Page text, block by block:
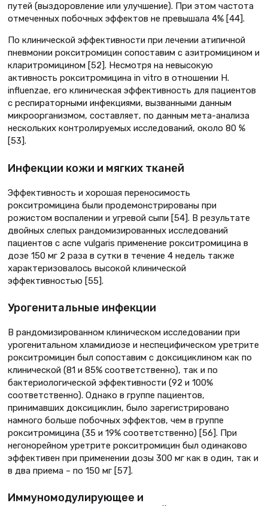
путей (выздоровление или улучшение). При этом частота
отмеченных побочных эффектов не превышала 4% [44].
По клинической эффективности при лечении атипичной
пневмонии рокситромицин сопоставим с азитромицином и
кларитромицином [52]. Несмотря на невысокую
активность рокситромицина in vitro в отношении H.
influenzae, его клиническая эффективность для пациентов
с респираторными инфекциями, вызванными данным
микроорганизмом, составляет, по данным мета-анализа
нескольких контролируемых исследований, около 80 %
[53].
Инфекции кожи и мягких тканей
Эффективность и хорошая переносимость
рокситромицина были продемонстрированы при
рожистом воспалении и угревой сыпи [54]. В результате
двойных слепых рандомизированных исследований
пациентов с acne vulgaris применение рокситромицина в
дозе 150 мг 2 раза в сутки в течение 4 недель также
характеризовалось высокой клинической
эффективностью [55].
Урогенитальные инфекции
В рандомизированном клиническом исследовании при
урогенитальном хламидиозе и неспецифическом уретрите
рокситромицин был сопоставим с доксициклином как по
клинической (81 и 85% соответственно), так и по
бактериологической эффективности (92 и 100%
соответственно). Однако в группе пациентов,
принимавших доксициклин, было зарегистрировано
намного больше побочных эффектов, чем в группе
рокситромицина (35 и 19% соответственно) [56]. При
негонорейном уретрите рокситромицин был одинаково
эффективен при применении дозы 300 мг как в один, так и
в два приема – по 150 мг [57].
Иммуномодулирующее и